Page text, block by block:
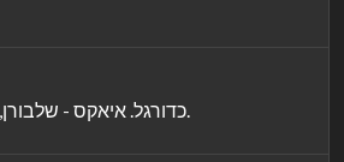
כדורגל. איאקס - שלבורן, מוקדמות הקונפרנס ליג, סיבוב 3, עונת 2026/27. אחרי השלושער במשחק הקודם באירופה, אוסקר גלוך ינסה לסייע לאיאקס להשיג מקדמה מול יריבה אירית. (שח).